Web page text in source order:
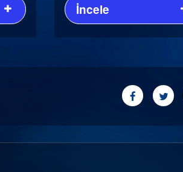
İncele